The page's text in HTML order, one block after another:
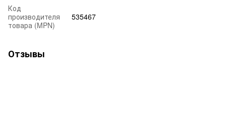
Код
производителя
товара (MPN)
535467
Отзывы